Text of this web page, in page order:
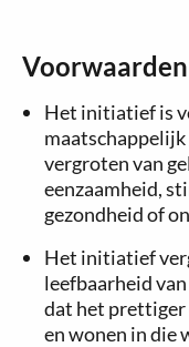
Voorwaarden
Het initiatief is
vergroten van
eenzaamheid,
gezondheid of
Het initiatief
leefbaarheid
dat het prettiger
en wonen in die